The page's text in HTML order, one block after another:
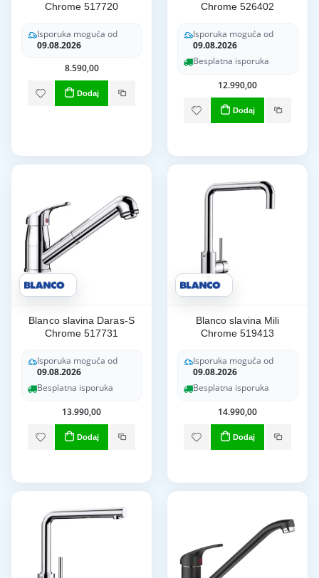
Chrome 517720
Isporuka moguća od
09.08.2026
8.590,00
Dodaj
Chrome 526402
Isporuka moguća od
09.08.2026
Besplatna isporuka
12.990,00
Dodaj
Blanco slavina Daras-S
Chrome 517731
Isporuka moguća od
09.08.2026
Besplatna isporuka
13.990,00
Dodaj
Blanco slavina Mili
Chrome 519413
Isporuka moguća od
09.08.2026
Besplatna isporuka
14.990,00
Dodaj